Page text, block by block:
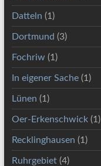
Datteln (1)
Dortmund (3)
Fochriw (1)
In eigener Sache(1)
Lünen (1)
Oer-Erkenschwick(1)
Recklinghausen (1)
Ruhrgebiet(4)